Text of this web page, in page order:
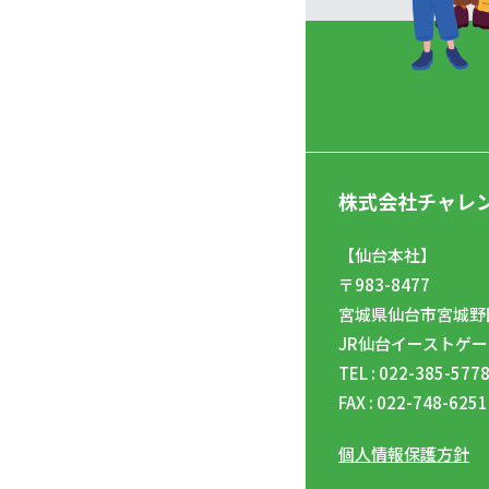
株式会社チャレ
【仙台本社】
〒983-8477
宮城県仙台市宮城
JR仙台イーストゲ
TEL : 022-385-5778
FAX : 022-748-6251
個人情報保護方針